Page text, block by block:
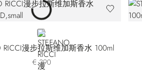
GOLD
RICCI漫步拉斯维加斯香水 100ml
€ 390